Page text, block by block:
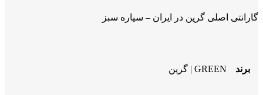
گارانتی اصلی گرین در ایران – سیاره سبز
برند GREEN | گرین